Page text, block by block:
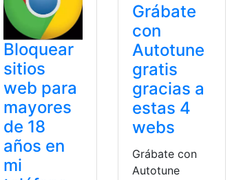
Bloquear
sitios
web para
mayores
de 18
años en
mi
Grábate
con
Autotune
gratis
gracias a
estas 4
webs
Grábate con
Autotune